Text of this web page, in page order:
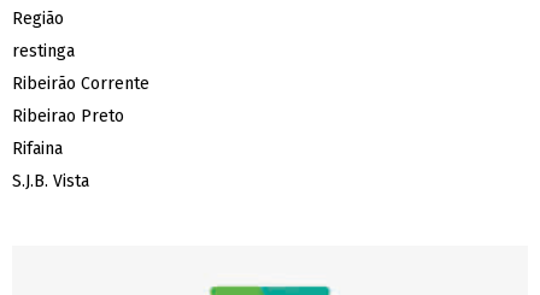
Região
restinga
Ribeirão Corrente
Ribeirao Preto
Rifaina
S.J.B. Vista